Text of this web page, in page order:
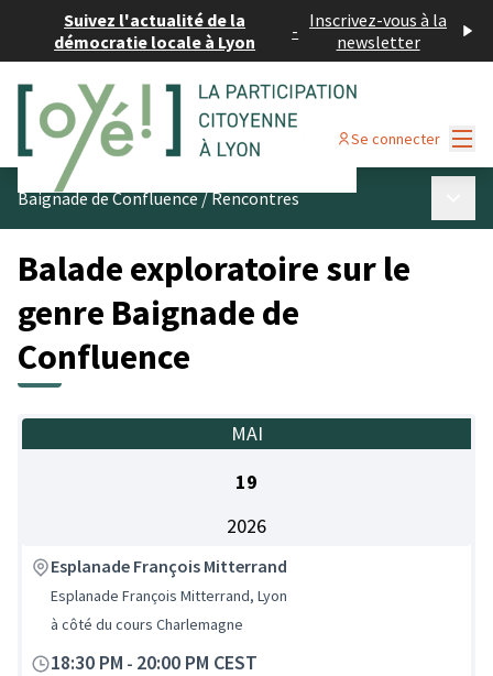
Suivez l'actualité de la
démocratie locale à Lyon
- Inscrivez-vous à la
newsletter
Se connecter
Baignade de Confluence/Rencontres
Balade exploratoire sur le
genre Baignade de
Confluence
MAI
19
2026
Esplanade François Mitterrand
Esplanade François Mitterrand, Lyon
à côté du cours Charlemagne
18:30 PM - 20:00 PM CEST